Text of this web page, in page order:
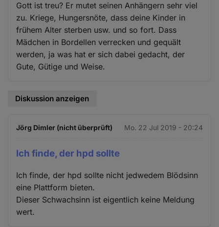
Gott ist treu? Er mutet seinen Anhängern sehr viel
zu. Kriege, Hungersnöte, dass deine Kinder in
frühem Alter sterben usw. und so fort. Dass
Mädchen in Bordellen verrecken und gequält
werden, ja was hat er sich dabei gedacht, der
Gute, Gütige und Weise.
Diskussion anzeigen
Jörg Dimler (nicht überprüft) Mo. 22 Jul 2019 - 20:24
Ich finde, der hpd sollte
Ich finde, der hpd sollte nicht jedwedem Blödsinn
eine Plattform bieten.
Dieser Schwachsinn ist eigentlich keine Meldung
wert.